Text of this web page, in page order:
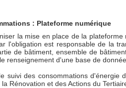
: Plateforme numérique
la mise en place de la plateforme
l'obligation est responsable de la
de bâtiment, ensemble de
renseignement d'une base de
suivi des consommations d'énergie
Rénovation et des Actions du